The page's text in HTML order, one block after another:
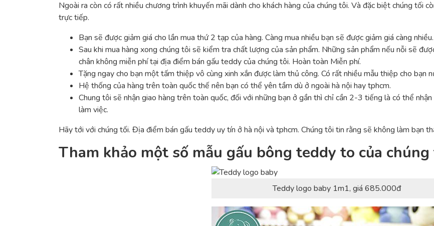
Ngoài ra còn có rất nhiều chương trình khuyến mãi dành cho khách hàng của chúng tôi. Và đặc biệt chúng tối
trực tiếp.
Bạn sẽ được giảm giá cho lần mua thứ 2 tạp của hàng. Càng mua nhiều bạn sẽ được giảm giá càng nhiều.
Sau khi mua hàng xong chúng tôi sẽ kiểm tra chất lượng của sản phẩm. Những sản phẩm nếu nỗi sẽ
chân không miễn phí tại địa điểm bán gấu teddy của chúng tôi. Hoàn toàn Miễn phí.
Tặng ngay cho bạn một tấm thiệp vô cùng xinh xắn được làm thủ công. Có rất nhiều mẫu thiệp cho bạn
Hệ thống của hàng trên toàn quốc thế nên bạn có thể yên tầm dù ở ngoài hà nội hay tphcm.
Chung tôi sẽ nhận giao hàng trên toàn quốc, đối với những bạn ở gần thì chỉ cần 2-3 tiếng là có thể
làm việc.
Hãy tới với chúng tối. Địa điểm bán gấu teddy uy tín ở hà nội và tphcm. Chúng tôi tin rằng sẽ không làm bạn
Tham khảo một số mẫu gấu bông teddy to của
Teddy logo baby 1m1, giá 685.000đ